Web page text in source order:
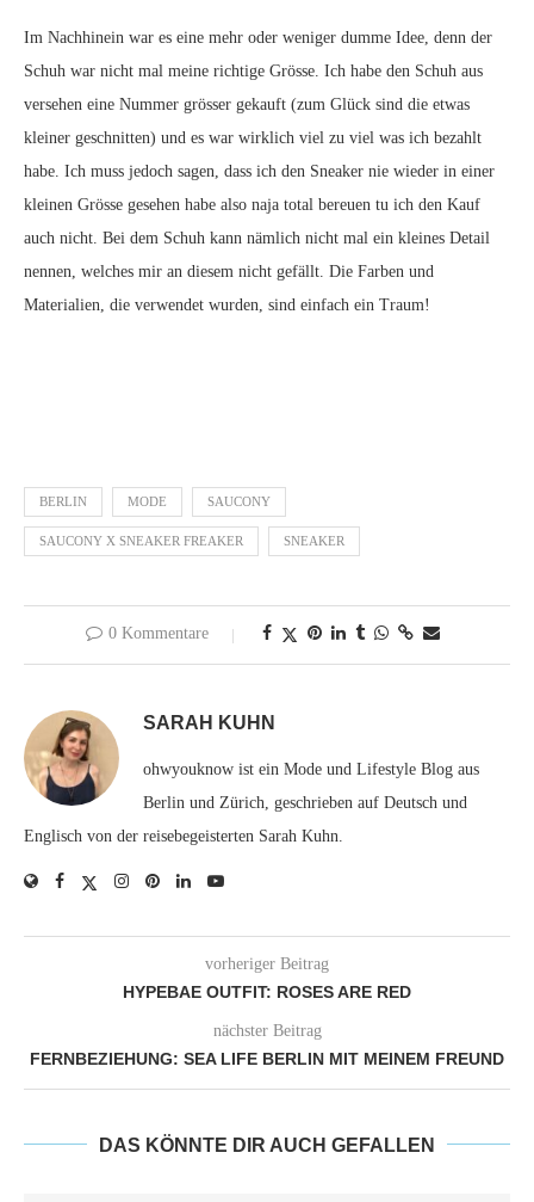
Im Nachhinein war es eine mehr oder weniger dumme Idee, denn der
Schuh war nicht mal meine richtige Grösse. Ich habe den Schuh aus
versehen eine Nummer grösser gekauft (zum Glück sind die etwas
kleiner geschnitten) und es war wirklich viel zu viel was ich bezahlt
habe. Ich muss jedoch sagen, dass ich den Sneaker nie wieder in einer
kleinen Grösse gesehen habe also naja total bereuen tu ich den Kauf
auch nicht. Bei dem Schuh kann nämlich nicht mal ein kleines Detail
nennen, welches mir an diesem nicht gefällt. Die Farben und
Materialien, die verwendet wurden, sind einfach ein Traum!
BERLIN MODE SAUCONY
SAUCONY X SNEAKER FREAKER SNEAKER
0 Kommentare
SARAH KUHN
ohwyouknow ist ein Mode und Lifestyle Blog aus
Berlin und Zürich, geschrieben auf Deutsch und
Englisch von der reisebegeisterten Sarah Kuhn.
vorheriger Beitrag
HYPEBAE OUTFIT: ROSES ARE RED
nächster Beitrag
FERNBEZIEHUNG: SEA LIFE BERLIN MIT MEINEM FREUND
DAS KÖNNTE DIR AUCH GEFALLEN